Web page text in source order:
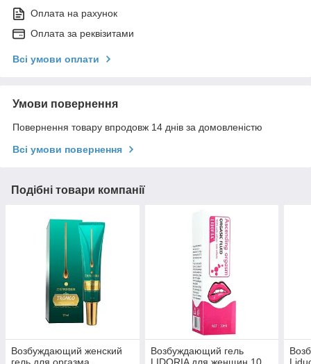
Оплата на рахунок
Оплата за реквізитами
Всі умови оплати
Умови повернення
Повернення товару впродовж 14 днів за домовленістю
Всі умови повернення
Подібні товари компанії
Возбуждающий женский
Возбуждающий гель